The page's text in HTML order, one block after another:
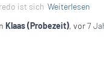
ist sich Weiterlesen
Klaas (Probezeit), vor7